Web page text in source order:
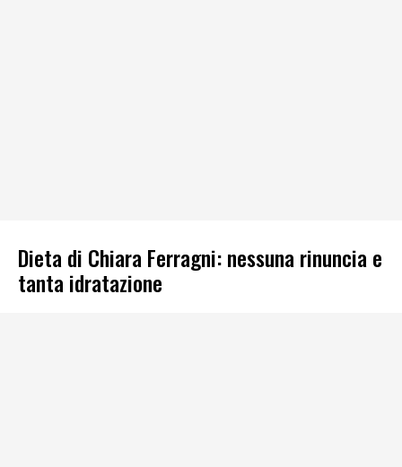
Dieta di Chiara Ferragni: nessuna rinuncia e
tanta idratazione